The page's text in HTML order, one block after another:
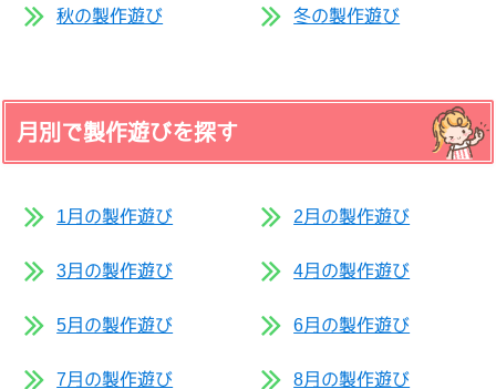
秋の製作遊び 冬の製作遊び
月別で製作遊びを探す
1月の製作遊び 2月の製作遊び
3月の製作遊び 4月の製作遊び
5月の製作遊び 6月の製作遊び
7月の製作遊び 8月の製作遊び